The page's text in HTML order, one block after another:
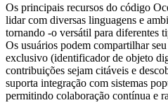
Os principais recursos do código
lidar com diversas linguagens e
tornando -o versátil para diferentes
Os usuários podem compartilhar
exclusivo (identificador de objeto
contribuições sejam citáveis ​​e
suporta integração com sistemas
permitindo colaboração contínua e